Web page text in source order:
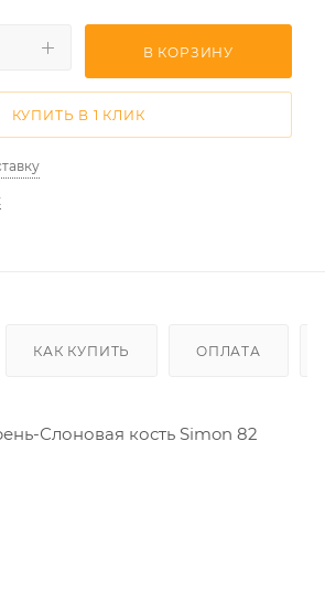
В КОРЗИНУ
КУПИТЬ В 1 КЛИК
КАК КУПИТЬ ОПЛАТА
Слоновая кость Simon 82